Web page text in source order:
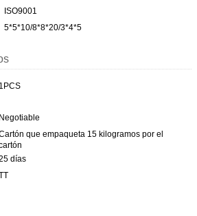
ISO9001
5*5*10/8*8*20/3*4*5
1PCS
Negotiable
que empaqueta 15 kilogramos por el
días